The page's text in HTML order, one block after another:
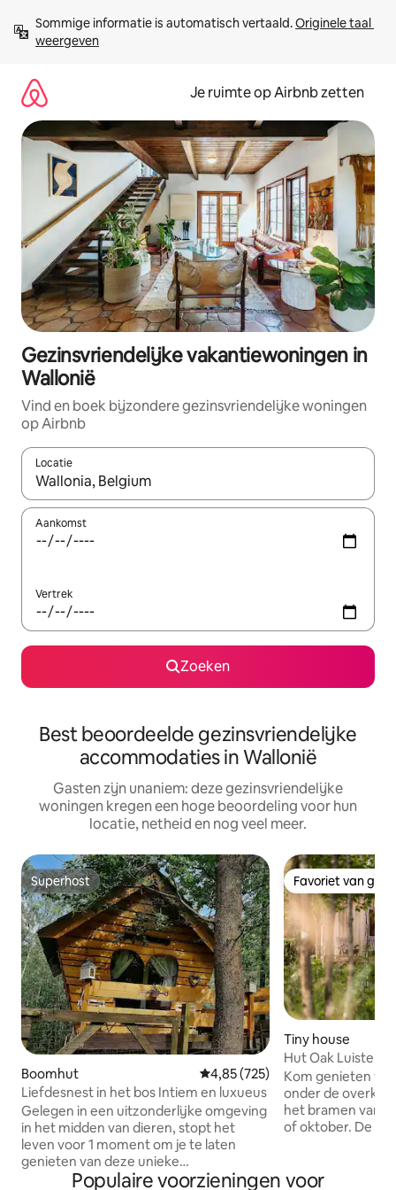
direct
naar
Sommige informatie is automatisch vertaald. Originele taal
weergeven
Je ruimte op Airbnb zetten
Gezinsvriendelijke vakantiewoningen in
Wallonië
Vind en boek bijzondere gezinsvriendelijke woningen
op Airbnb
Locatie
Wanneer er suggesties beschikbaar zijn, maak je een keuze
Aankomst
Vertrek
Zoeken
Best beoordeelde gezinsvriendelijke
accommodaties in Wallonië
Gasten zijn unaniem: deze gezinsvriendelijke
woningen kregen een hoge beoordeling voor hun
locatie, netheid en nog veel meer.
Superhost
Superhost
Boomhut Gemiddelde beoordeling van
4,85 (725)
Liefdesnest in het bos Intiem en luxueus
Gelegen in een uitzonderlijke omgeving
in het midden van dieren, stopt het
leven voor 1 moment om je te laten
genieten van deze unieke
accommodatie alle comfort. Dubbele
Favoriet van
Favoriet van
Tiny house
Hut Oak
het Ardense
Kom genieten
onder de
het bramen van
of oktober. De
Binnen bestaat
Populaire voorzieningen voor